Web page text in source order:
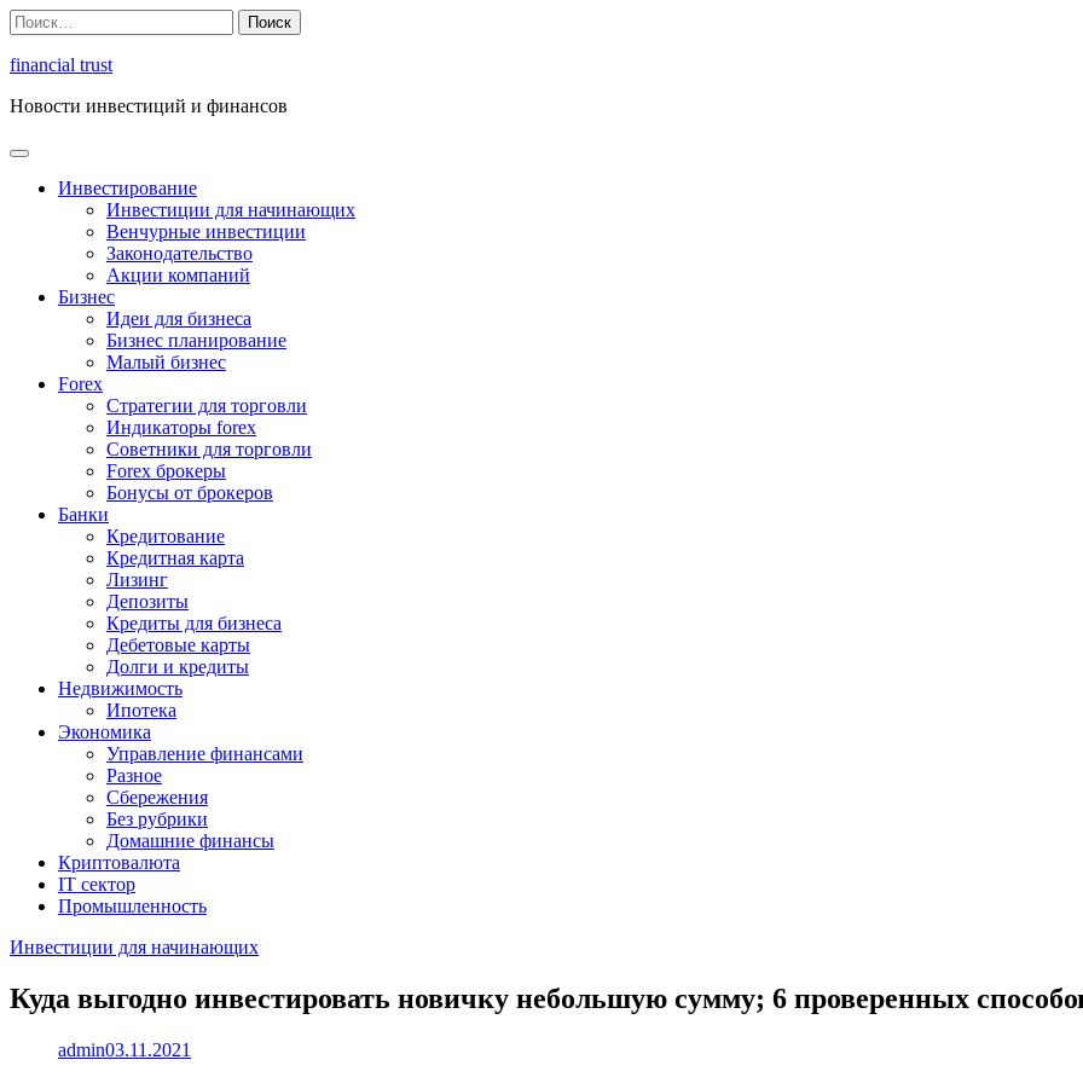
Перейти
к
содержимому
Найти:
financial trust
Новости инвестиций и финансов
Инвестирование
Инвестиции для начинающих
Венчурные инвестиции
Законодательство
Акции компаний
Бизнес
Идеи для бизнеса
Бизнес планирование
Малый бизнес
Forex
Стратегии для торговли
Индикаторы forex
Советники для торговли
Forex брокеры
Бонусы от брокеров
Банки
Кредитование
Кредитная карта
Лизинг
Депозиты
Кредиты для бизнеса
Дебетовые карты
Долги и кредиты
Недвижимость
Ипотека
Экономика
Управление финансами
Разное
Сбережения
Без рубрики
Домашние финансы
Криптовалюта
IT сектор
Промышленность
Инвестиции для начинающих
Куда выгодно инвестировать новичку небольшую сумму; 6 проверенных
admin03.11.2021